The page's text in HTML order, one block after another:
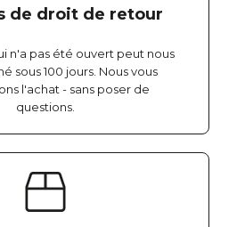
de droit de retour
n'a pas été ouvert peut nous
sous 100 jours. Nous vous
l'achat - sans poser de
questions.